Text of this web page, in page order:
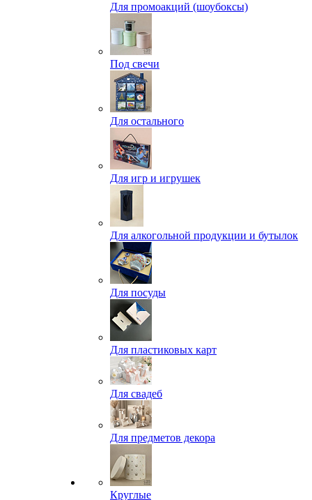
Для промоакций (шоубоксы)
Под свечи
Для остального
Для игр и игрушек
Для алкогольной продукции и бутылок
Для посуды
Для пластиковых карт
Для свадеб
Для предметов декора
Круглые